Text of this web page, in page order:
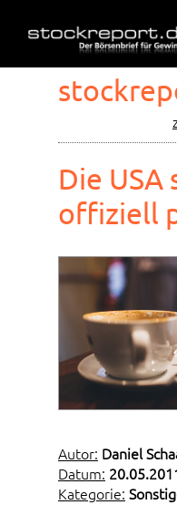
Die
offiziell
Autor: Daniel
Datum:
Kategorie: